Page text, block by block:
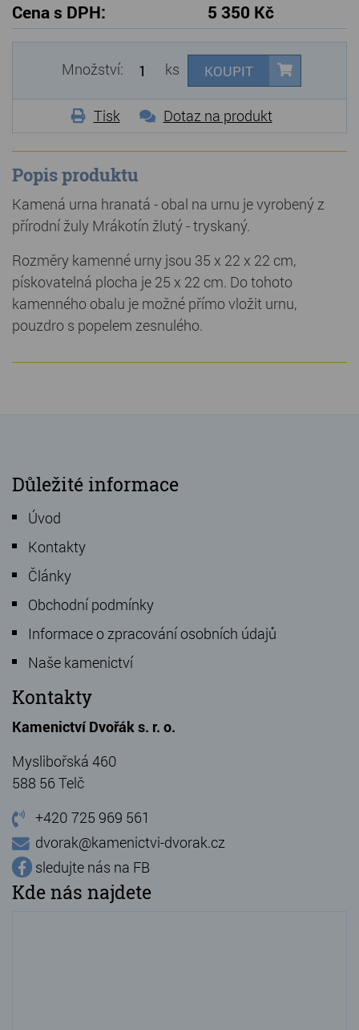
Cena s DPH: 5 350 Kč
Množství: ks KOUPIT
Tisk Dotaz na produkt
Popis produktu
Kamená urna hranatá - obal na urnu je vyrobený z
přírodní žuly Mrákotín žlutý - tryskaný.
Rozměry kamenné urny jsou 35 x 22 x 22 cm,
pískovatelná plocha je 25 x 22 cm. Do tohoto
kamenného obalu je možné přímo vložit urnu,
pouzdro s popelem zesnulého.
Důležité informace
Úvod
Kontakty
Články
Obchodní podmínky
Informace o zpracování osobních údajů
Naše kamenictví
Kontakty
Kamenictví Dvořák s. r. o.
Myslibořská 460
588 56 Telč
+420 725 969 561
dvorak@kamenictvi-dvorak.cz
sledujte nás na FB
Kde nás najdete